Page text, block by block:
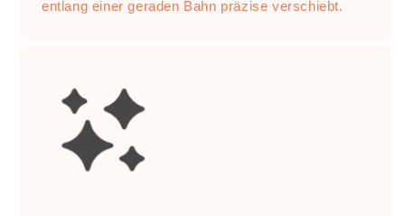
entlang einer geraden Bahn präzise verschiebt.